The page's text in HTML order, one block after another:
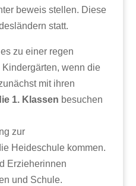
beweis stellen. Diese
statt.
zu einer regen
wenn die
mit ihren
1. Klassen besuchen
zur
Heideschule kommen.
Erzieherinnen
und Schule.